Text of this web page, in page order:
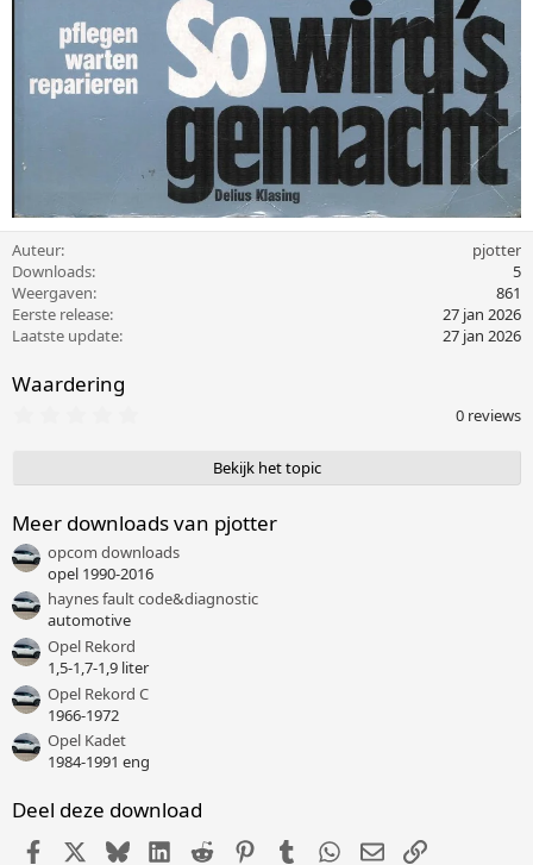
Auteur
pjotter
Downloads
5
Weergaven
861
Eerste release
27 jan 2026
Laatste update
27 jan 2026
Waardering
s
e
r
(
r
e
n
0 reviews
Bekijk het topic
Meer downloads van pjotter
opcom downloads
opel 1990-2016
haynes fault code&diagnostic
automotive
Opel Rekord
1,5-1,7-1,9 liter
Opel Rekord C
1966-1972
Opel Kadet
1984-1991 eng
Deel deze download
FacebookX (Twitter)
BlueskyLinkedIn
Reddit PinterestTumblr WhatsApp
E-mailLink